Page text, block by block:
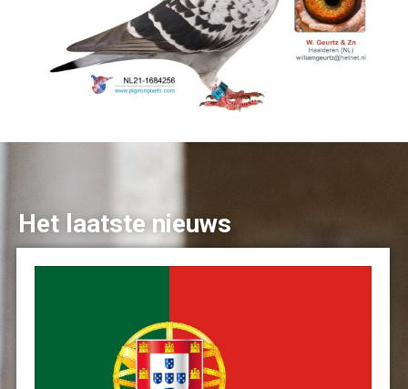
Het laatste nieuws